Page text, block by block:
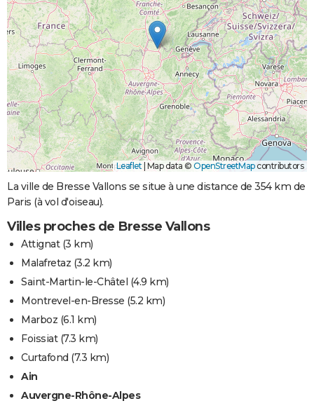
Leaflet Map data © OpenStreetMapcontributors
La ville de Bresse Vallons se situe à une distance de 354 km de
Paris (à vol d'oiseau).
Villes proches de Bresse Vallons
Attignat(3 km)
Malafretaz (3.2 km)
Saint-Martin-le-Châtel (4.9 km)
Montrevel-en-Bresse (5.2 km)
Marboz (6.1 km)
Foissiat(7.3 km)
Curtafond (7.3 km)
Ain
Auvergne-Rhône-Alpes